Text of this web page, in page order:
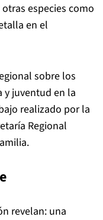
especies como
en el
sobre los
y juventud en la
realizado por la
Regional
revelan: una